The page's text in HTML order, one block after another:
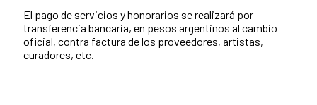
El pago de servicios y honorarios se realizará por
transferencia bancaria, en pesos argentinos al cambio
oficial, contra factura de los proveedores, artistas,
curadores, etc.